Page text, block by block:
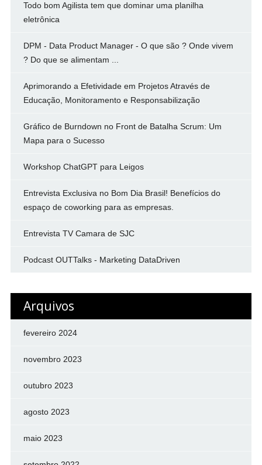
Todo bom Agilista tem que dominar uma planilha
eletrônica
DPM - Data Product Manager - O que são ? Onde vivem
? Do que se alimentam ...
Aprimorando a Efetividade em Projetos Através de
Educação, Monitoramento e Responsabilização
Gráfico de Burndown no Front de Batalha Scrum: Um
Mapa para o Sucesso
Workshop ChatGPT para Leigos
Entrevista Exclusiva no Bom Dia Brasil! Benefícios do
espaço de coworking para as empresas.
Entrevista TV Camara de SJC
Podcast OUTTalks - Marketing DataDriven
Arquivos
fevereiro 2024
novembro 2023
outubro 2023
agosto 2023
maio 2023